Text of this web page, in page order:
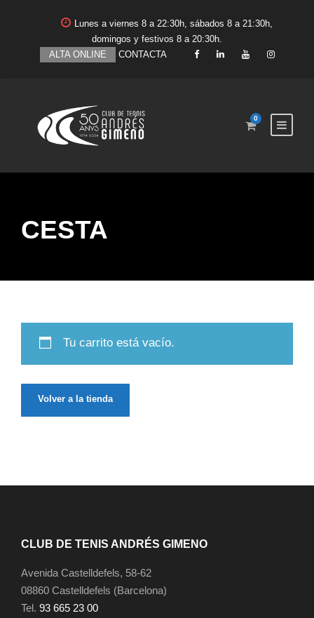
Lunes a viernes 8 a 22:30h, sábados 8 a 21:30h,
domingos y festivos 8 a 20:30h.
ALTA ONLINE
CONTACTA
0
CESTA
Tu carrito está vacío.
Volver a la tienda
CLUB DE TENIS ANDRÉS GIMENO
Avenida Castelldefels, 58-62
08860 Castelldefels (Barcelona)
Tel. 93 665 23 00